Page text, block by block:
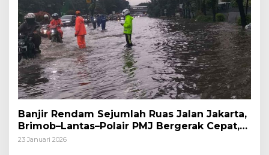
Banjir Rendam Sejumlah Ruas Jalan Jakarta,
Brimob–Lantas–Polair PMJ Bergerak Cepat,
Polri Siagakan 128.247 Personel Secara
23 Januari 2026